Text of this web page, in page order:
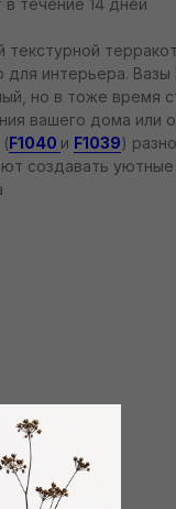
течение 14 дней
текстурной
для интерьера.
но в тоже время
вашего дома или
(F1040 и F1039)
создавать